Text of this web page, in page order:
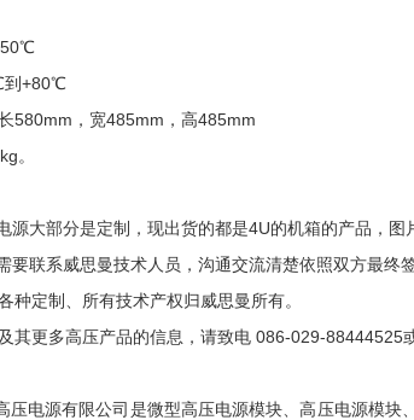
到+80℃
580mm，宽485mm，高485mm
。
源大部分是定制，现出货的都是4U的机箱的产品，图
联系威思曼技术人员，沟通交流清楚依照双方最终签
种定制、所有技术产权归威思曼所有。
其更多高压产品的信息，请致电 086-029-88444525
电源有限公司是微型高压电源模块、高压电源模块